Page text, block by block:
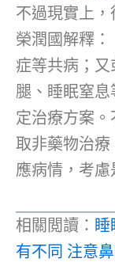
不過現實上，
榮潤國解釋
症等共病；
腿、睡眠窒
定治療方案
取非藥物治療
應病情，考慮
相關閲讀：
有不同 注意